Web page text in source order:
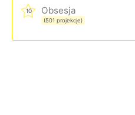
10 Obsesja
(501 projekcje)